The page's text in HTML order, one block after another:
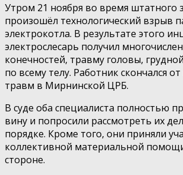
Утром 21 ноября во время штатного
произошёл технологический взрыв
электрокотла. В результате этого
электрослесарь получил
конечностей, травму головы,
по всему телу. Работник скончался
травм в Мирнинской ЦРБ.
В суде оба специалиста полностью
вину и попросили рассмотреть их
порядке. Кроме того, они приняли
коллективной материальной
стороне.